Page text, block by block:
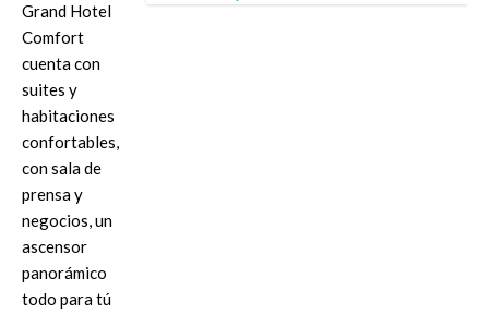
Grand Hotel
Comfort
cuenta con
suites y
habitaciones
confortables,
con sala de
prensa y
negocios, un
ascensor
panorámico
todo para tú